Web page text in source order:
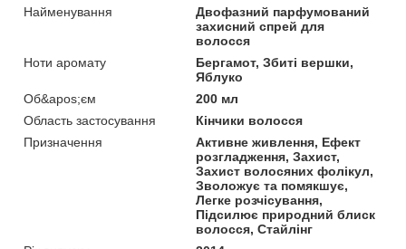
Найменування
Двофазний парфумований
захисний спрей для
волосся
Ноти аромату
Бергамот, Збиті вершки,
Яблуко
Об&apos;єм
200 мл
Область застосування
Кінчики волосся
Призначення
Активне живлення, Ефект
розгладження, Захист,
Захист волосяних фолікул,
Зволожує та помякшує,
Легке розчісування,
Підсилює природний блиск
волосся, Стайлінг